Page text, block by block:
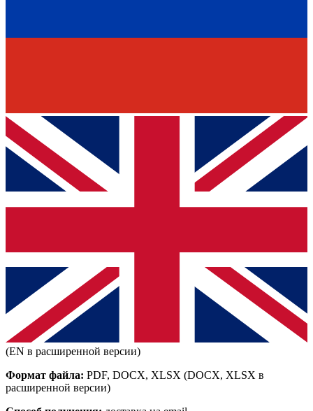
(EN в расширенной версии)
Формат файла: PDF, DOCX, XLSX (DOCX, XLSX в
расширенной версии)